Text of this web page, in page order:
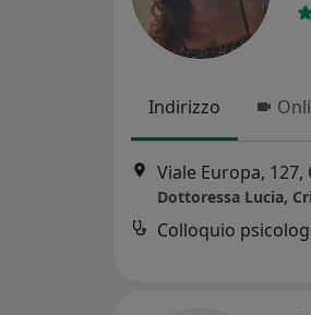
Indirizzo
Colloquio